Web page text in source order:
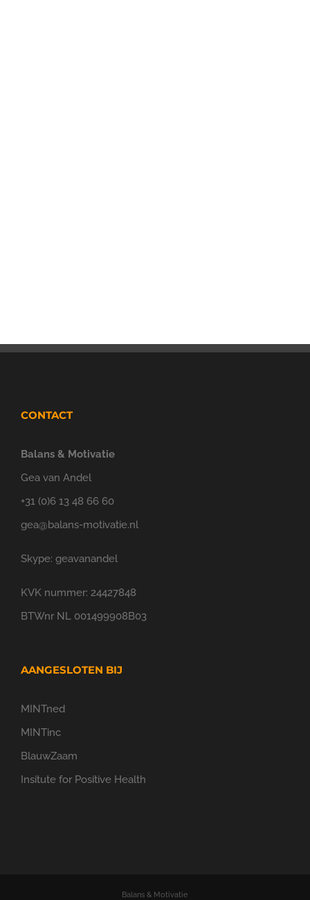
CONTACT
Balans & Motivatie
Gea van Andel
+31 (0)6 13 48 66 60
gea@balans-motivatie.nl
Skype: geavanandel
KVK nummer: 24427848
BTWnr NL 001499908B03
AANGESLOTEN BIJ
MINTned
MINTinc
BlauwZaam
Insitute for Positive Health
Balans & Motivatie